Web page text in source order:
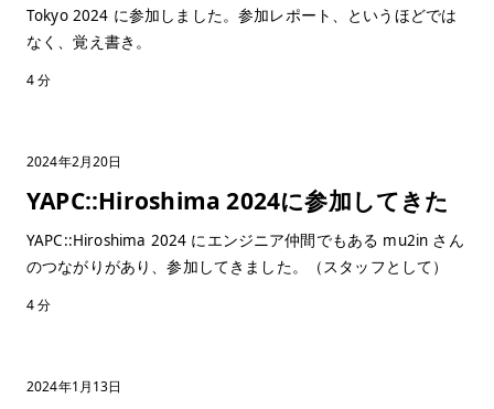
Tokyo 2024 に参加しました。参加レポート、というほどでは
なく、覚え書き。
4 分
2024年2月20日
YAPC::Hiroshima 2024に参加してきた
YAPC::Hiroshima 2024 にエンジニア仲間でもある mu2in さん
のつながりがあり、参加してきました。（スタッフとして）
4 分
2024年1月13日